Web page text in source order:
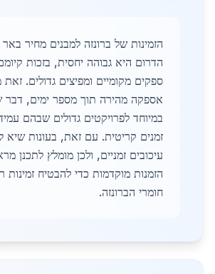
הזמינות של ברונזה למבנים מחיר
הדרום היא גבוהה יחסית, בזכות
ספקים מקומיים ומפיצים גדולים.
אספקה מהירה תוך מספר ימים, דבר
במיוחד לפרויקטים גדולים שבהם
זמנים קריטית. עם זאת, בעונות שיא
עיכובים זמניים, ולכן מומלץ לתכנן
הזמנות מוקדמות כדי להבטיח זמינות
חומרי הברונזה.